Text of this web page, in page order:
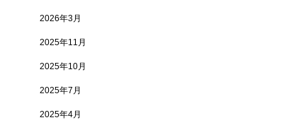
2026年3月
2025年11月
2025年10月
2025年7月
2025年4月